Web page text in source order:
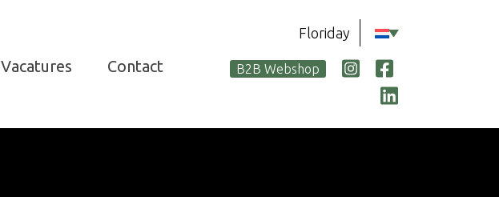
Vacatures Contact
Floriday
B2B Webshop